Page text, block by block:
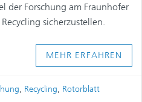
der Forschung am Fraunhofer
sicherzustellen.
MEHR ERFAHREN
, Recycling, Rotorblatt